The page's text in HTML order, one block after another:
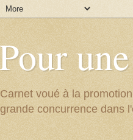
Carnet voué à la
grande concurrence dans